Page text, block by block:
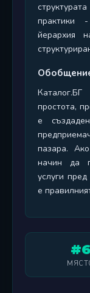
практики
йерархия
простота,
е
пазара.
начин да
услуги пред
е
#6